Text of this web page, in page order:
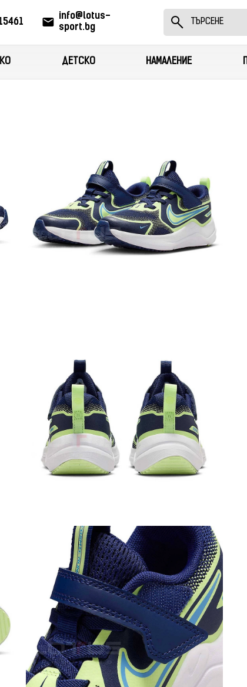
info@lotus-
sport.bg
ДЕТСКО НАМАЛЕНИЕ